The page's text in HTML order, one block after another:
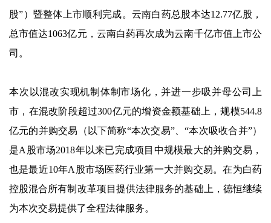
股”）暨整体上市顺利完成。云南白药总股本达12.77亿股，
总市值达1063亿元，云南白药再次成为云南千亿市值上市公
司。
本次以混改实现机制体制市场化，并进一步吸并母公司上
市，在混改阶段超过300亿元的增资金额基础上，规模544.8
亿元的并购交易（以下简称“本次交易”、“本次吸收合并”）
是A股市场2018年以来已完成项目中规模最大的并购交易，
也是最近10年A股市场医药行业第一大并购交易。在为白药
控股混合所有制改革项目提供法律服务的基础上，德恒继续
为本次交易提供了全程法律服务。